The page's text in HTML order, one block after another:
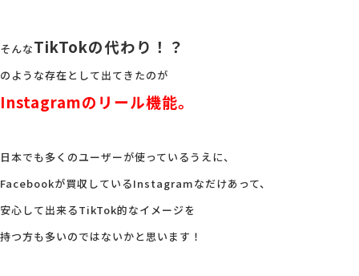
そんなTikTokの代わり！？
のような存在として出てきたのが
Instagramのリール機能。
日本でも多くのユーザーが使っているうえに、
Facebookが買収しているInstagramなだけあって、
安心して出来るTikTok的なイメージを
持つ方も多いのではないかと思います！